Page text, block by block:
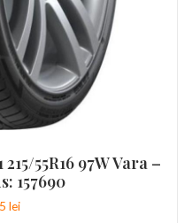
55R16 97W Vara –
157690
lei